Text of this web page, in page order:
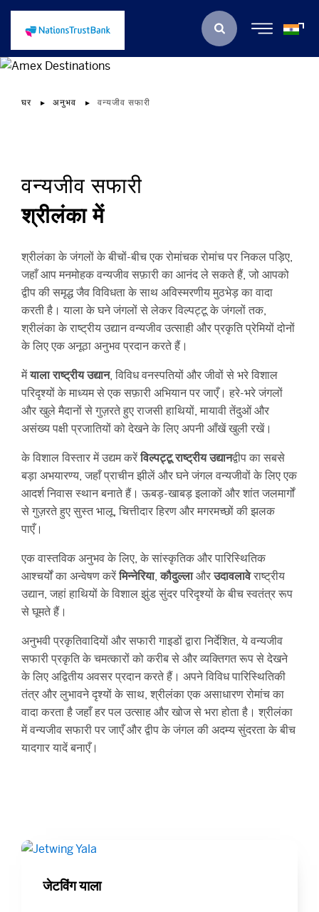
घर अनुभव वन्यजीव सफारी
वन्यजीव सफारी
श्रीलंका में
श्रीलंका के जंगलों के बीचों-बीच एक रोमांचक रोमांच पर निकल पड़िए,
जहाँ आप मनमोहक वन्यजीव सफ़ारी का आनंद ले सकते हैं, जो आपको
द्वीप की समृद्ध जैव विविधता के साथ अविस्मरणीय मुठभेड़ का वादा
करती है। याला के घने जंगलों से लेकर विल्पट्टू के जंगलों तक,
श्रीलंका के राष्ट्रीय उद्यान वन्यजीव उत्साही और प्रकृति प्रेमियों दोनों
के लिए एक अनूठा अनुभव प्रदान करते हैं।
मेंयाला राष्ट्रीय उद्यान, विविध वनस्पतियों और जीवों से भरे विशाल
परिदृश्यों के माध्यम से एक सफ़ारी अभियान पर जाएँ। हरे-भरे जंगलों
और खुले मैदानों से गुज़रते हुए राजसी हाथियों, मायावी तेंदुओं और
असंख्य पक्षी प्रजातियों को देखने के लिए अपनी आँखें खुली रखें।
के विशाल विस्तार में उद्यम करेंविल्पट्टू राष्ट्रीय उद्यानद्वीप का सबसे
बड़ा अभयारण्य, जहाँ प्राचीन झीलें और घने जंगल वन्यजीवों के लिए एक
आदर्श निवास स्थान बनाते हैं। ऊबड़-खाबड़ इलाकों और शांत जलमार्गों
से गुज़रते हुए सुस्त भालू, चित्तीदार हिरण और मगरमच्छों की झलक
पाएँ।
एक वास्तविक अनुभव के लिए, के सांस्कृतिक और पारिस्थितिक
आश्चर्यों का अन्वेषण करेंमिन्नेरिया,कौदुल्लाऔरउदावलावेराष्ट्रीय
उद्यान, जहां हाथियों के विशाल झुंड सुंदर परिदृश्यों के बीच स्वतंत्र रूप
से घूमते हैं।
अनुभवी प्रकृतिवादियों और सफारी गाइडों द्वारा निर्देशित, ये वन्यजीव
सफारी प्रकृति के चमत्कारों को करीब से और व्यक्तिगत रूप से देखने
के लिए अद्वितीय अवसर प्रदान करते हैं। अपने विविध पारिस्थितिकी
तंत्र और लुभावने दृश्यों के साथ, श्रीलंका एक असाधारण रोमांच का
वादा करता है जहाँ हर पल उत्साह और खोज से भरा होता है। श्रीलंका
में वन्यजीव सफारी पर जाएँ और द्वीप के जंगल की अदम्य सुंदरता के बीच
यादगार यादें बनाएँ।
जेटविंग याला